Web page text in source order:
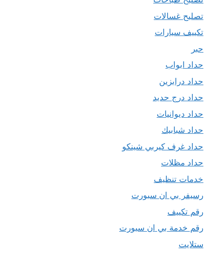
تصليح غسالات
تكييف سيارات
حبر
حداد ابواب
حداد درابزين
حداد درج حديد
حداد ديوانيات
حداد شبابيك
حداد غرف كيربي شينكو
حداد مظلات
خدمات تنظيف
رسيفر بي ان سبورت
رقم تكييف
رقم خدمة بي ان سبورت
ستلايت